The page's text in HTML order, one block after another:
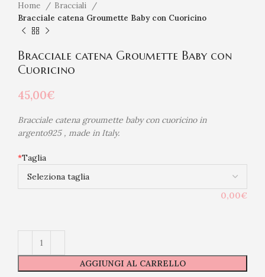
Home
Bracciali
Bracciale catena Groumette Baby con Cuoricino
Bracciale catena Groumette Baby con
Cuoricino
45,00€
Bracciale catena groumette baby con cuoricino in
argento925 , made in Italy.
*Taglia
0,00€
AGGIUNGI AL CARRELLO